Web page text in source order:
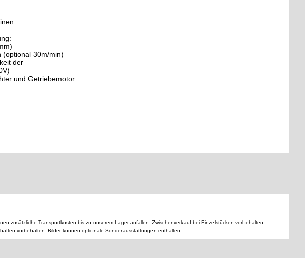
(optional 30m/min)
der
und Getriebemotor
zusätzliche Transportkosten bis zu unserem Lager anfallen. Zwischenverkauf bei Einzelstücken vorbehalten.
vorbehalten. Bilder können optionale Sonderausstattungen enthalten.